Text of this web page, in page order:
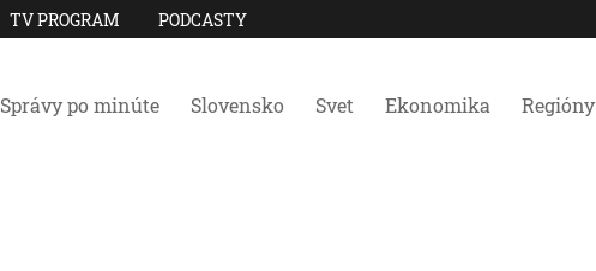
TV PROGRAM PODCASTY
Správy po minúte Slovensko Svet Ekonomika Regióny